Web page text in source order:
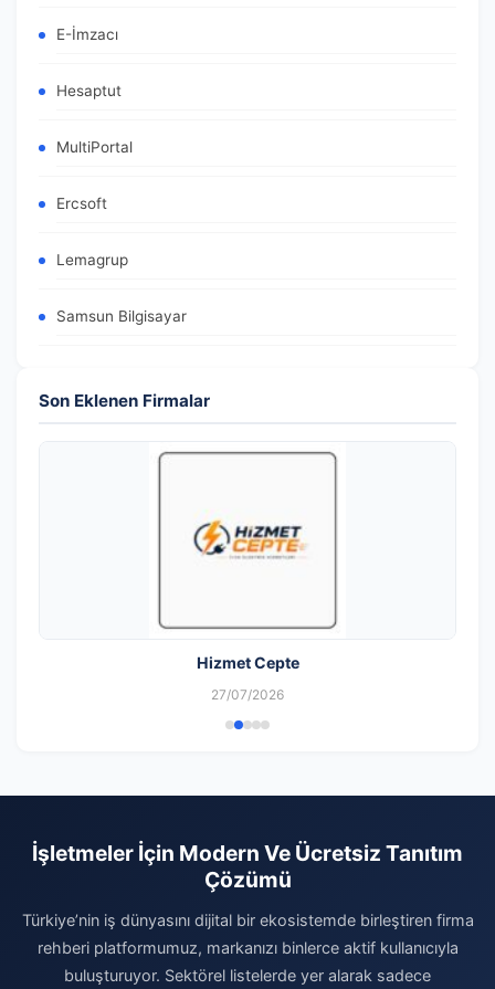
E-İmzacı
Hesaptut
MultiPortal
Ercsoft
Lemagrup
Samsun Bilgisayar
Son Eklenen Firmalar
Hizmet Cepte
27/07/2026
İşletmeler İçin Modern Ve Ücretsiz Tanıtım
Çözümü
Türkiye’nin iş dünyasını dijital bir ekosistemde birleştiren firma
rehberi platformumuz, markanızı binlerce aktif kullanıcıyla
buluşturuyor. Sektörel listelerde yer alarak sadece